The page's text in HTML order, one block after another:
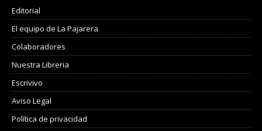
Editorial
El equipo de La Pajarera
Colaboradores
Nuestra Libreria
Escrivivo
Aviso Legal
Política de privacidad